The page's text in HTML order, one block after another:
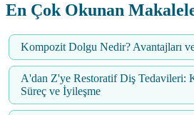
En Çok Okunan
Kompozit Dolgu Nedir? Avantajları
A'dan Z'ye Restoratif Diş Tedavileri:
Süreç ve İyileşme